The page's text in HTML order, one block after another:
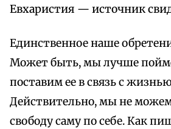
Евхаристия — источник
Единственное наше
Может быть, мы лучше
поставим ее в связь с
Действительно, мы не
свободу саму по себе. Как